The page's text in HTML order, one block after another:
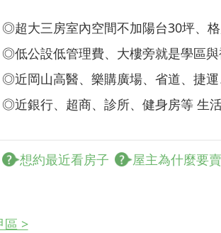
◎超大三房室內空間不加陽台30坪、
◎低公設低管理費、大樓旁就是學區
◎近岡山高醫、樂購廣場、省道、捷
◎近銀行、超商、診所、健身房等 生
想約最近看房子 屋主為什麼要賣
區 >